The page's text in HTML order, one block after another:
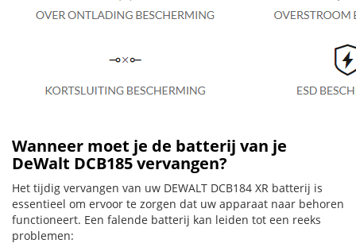
Wanneer moet je de batterij van je
DeWalt DCB185 vervangen?
Het tijdig vervangen van uw DEWALT DCB184 XR batterij is
essentieel om ervoor te zorgen dat uw apparaat naar behoren
functioneert. Een falende batterij kan leiden tot een reeks
problemen: